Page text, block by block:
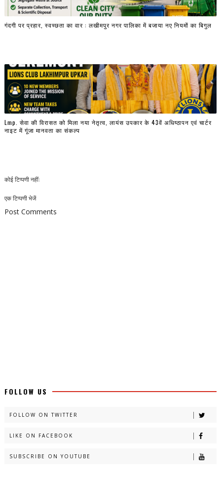
गंदगी पर प्रहार, स्वच्छता का वार : लखीमपुर नगर पालिका में बजाया नए नियमों का बिगुल
Lmp. सेवा की विरासत को मिला नया नेतृत्व, लायंस उपकार के 43वें अधिष्ठापन एवं चार्टर
नाइट में गूंजा मानवता का संकल्प
कोई टिप्पणी नहीं:
एक टिप्पणी भेजें
Post Comments
FOLLOW US
FOLLOW ON TWITTER
LIKE ON FACEBOOK
SUBSCRIBE ON YOUTUBE